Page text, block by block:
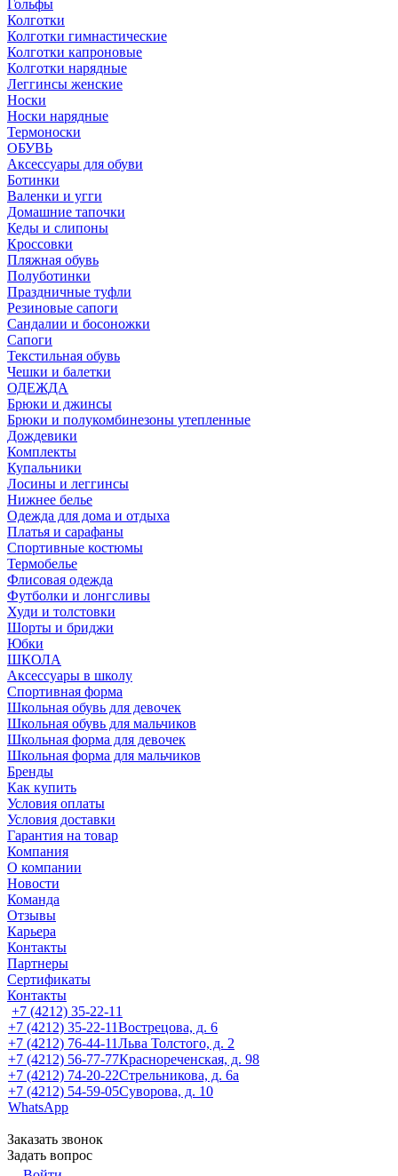
Гольфы
Колготки
Колготки гимнастические
Колготки капроновые
Колготки нарядные
Леггинсы женские
Носки
Носки нарядные
Термоноски
ОБУВЬ
Аксессуары для обуви
Ботинки
Валенки и угги
Домашние тапочки
Кеды и слипоны
Кроссовки
Пляжная обувь
Полуботинки
Праздничные туфли
Резиновые сапоги
Сандалии и босоножки
Сапоги
Текстильная обувь
Чешки и балетки
ОДЕЖДА
Брюки и джинсы
Брюки и полукомбинезоны утепленные
Дождевики
Комплекты
Купальники
Лосины и леггинсы
Нижнее белье
Одежда для дома и отдыха
Платья и сарафаны
Спортивные костюмы
Термобелье
Флисовая одежда
Футболки и лонгсливы
Худи и толстовки
Шорты и бриджи
Юбки
ШКОЛА
Аксессуары в школу
Спортивная форма
Школьная обувь для девочек
Школьная обувь для мальчиков
Школьная форма для девочек
Школьная форма для мальчиков
Бренды
Как купить
Условия оплаты
Условия доставки
Гарантия на товар
Компания
О компании
Новости
Команда
Отзывы
Карьера
Контакты
Партнеры
Сертификаты
Контакты
+7 (4212) 35-22-11
+7 (4212) 35-22-11Вострецова, д. 6
+7 (4212) 76-44-11Льва Толстого, д. 2
+7 (4212) 56-77-77Краснореченская, д. 98
+7 (4212) 74-20-22Стрельникова, д. 6а
+7 (4212) 54-59-05Суворова, д. 10
WhatsApp
Заказать звонок
Задать вопрос